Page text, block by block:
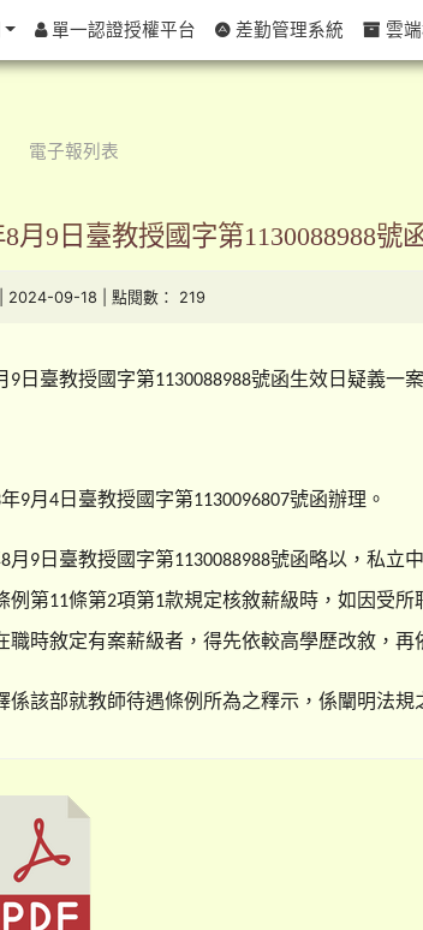
電子報列表
月9日臺教授國字第1130088988號
| 2024-09-18 | 點閱數： 219
9 日臺教授國字第1130088988號函生效日疑義一案
年9月 4 日臺教授國字第1130096807號函辦理。
8月 9 日臺教授國字第1130088988號函略以，私立
例第11條第2項第1款規定核敘薪級時，如因受
職時敘定有案薪級者，得先依較高學歷改敘，再
係該部就教師待遇條例所為之釋示，係闡明法
單一認證授權平台 差勤管理系統 雲